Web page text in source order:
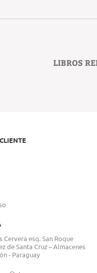
LIBROS
Cervera esq. San Roque
de Santa Cruz – Almacenes
- Paraguay